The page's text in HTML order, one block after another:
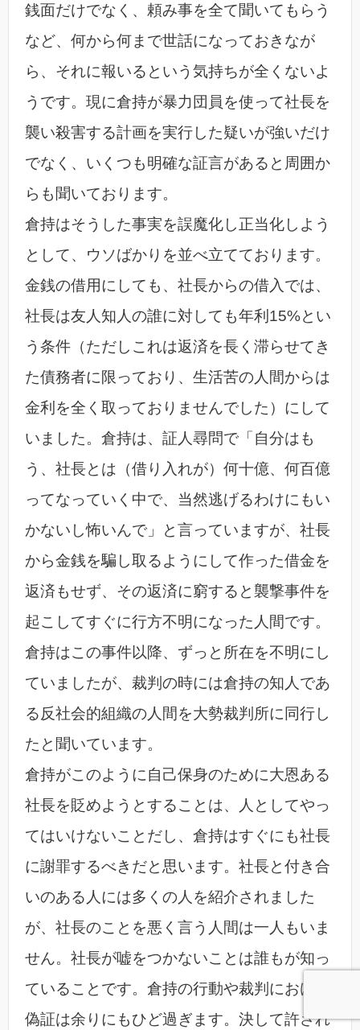
銭面だけでなく、頼み事を全て聞いてもらう
など、何から何まで世話になっておきなが
ら、それに報いるという気持ちが全くないよ
うです。現に倉持が暴力団員を使って社長を
襲い殺害する計画を実行した疑いが強いだけ
でなく、いくつも明確な証言があると周囲か
らも聞いております。
倉持はそうした事実を誤魔化し正当化しよう
として、ウソばかりを並べ立てております。
金銭の借用にしても、社長からの借入では、
社長は友人知人の誰に対しても年利15%とい
う条件（ただしこれは返済を長く滞らせてき
た債務者に限っており、生活苦の人間からは
金利を全く取っておりませんでした）にして
いました。倉持は、証人尋問で「自分はも
う、社長とは（借り入れが）何十億、何百億
ってなっていく中で、当然逃げるわけにもい
かないし怖いんで」と言っていますが、社長
から金銭を騙し取るようにして作った借金を
返済もせず、その返済に窮すると襲撃事件を
起こしてすぐに行方不明になった人間です。
倉持はこの事件以降、ずっと所在を不明にし
ていましたが、裁判の時には倉持の知人であ
る反社会的組織の人間を大勢裁判所に同行し
たと聞いています。
倉持がこのように自己保身のために大恩ある
社長を貶めようとすることは、人としてやっ
てはいけないことだし、倉持はすぐにも社長
に謝罪するべきだと思います。社長と付き合
いのある人には多くの人を紹介されました
が、社長のことを悪く言う人間は一人もいま
せん。社長が嘘をつかないことは誰もが知っ
ていることです。倉持の行動や裁判における
偽証は余りにもひど過ぎます。決して許され